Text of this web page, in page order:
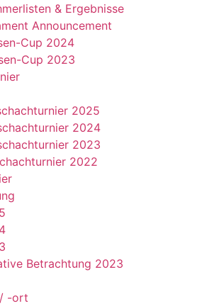
& Ergebnisse
Announcement
Cup 2024
Cup 2023
2025
2024
2023
2022
Betrachtung 2023
-ort